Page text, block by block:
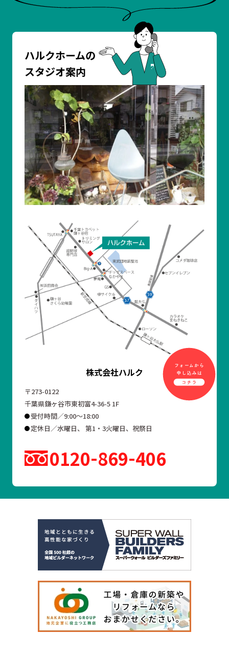
ハルクホームの
スタジオ案内
株式会社ハルク
〒273-0122
千葉県鎌ヶ谷市東初富4-36-5 1F
受付時間／9:00～18:00
定休日／水曜日、 第1・3火曜日、祝祭日
0120 869 406